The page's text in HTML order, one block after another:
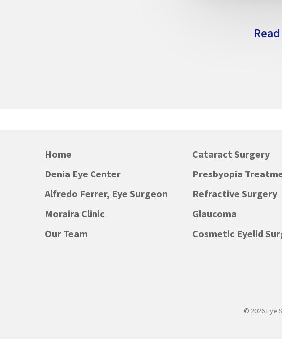
Home
Denia Eye Center
Alfredo Ferrer, Eye Surgeon
Moraira Clinic
Our Team
Cataract Surgery
Presbyopia
Refractive Surgery
Glaucoma
Cosmetic Eyelid
© 2026 Eye